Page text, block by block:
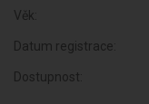
Věk:
Datum registrace:
Dostupnost: